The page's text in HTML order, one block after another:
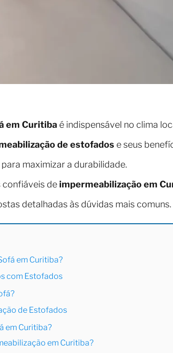
em Curitiba é indispensável no clima
de estofados e seus
para maximizar a durabilidade.
confiáveis de impermeabilização em
detalhadas às dúvidas mais comuns.
em Curitiba?
com Estofados
de Estofados
em Curitiba?
em Curitiba?